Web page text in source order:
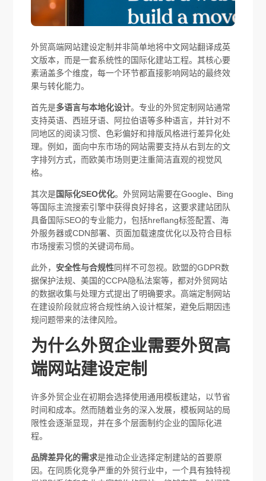
外贸高端网站建设定制并非简单地将中文网站翻译成英
文版本，而是一套系统性的国际化建站工程。其核心要
素涵盖多个维度，每一个环节都直接影响网站的最终效
果与转化能力。
首先是多语言与本地化设计。专业的外贸定制网站通常
支持英语、西班牙语、阿拉伯语等多种语言，并针对不
同地区的阅读习惯、色彩偏好和排版风格进行差异化处
理。例如，面向中东市场的网站需要支持从右到左的文
字排列方式，而欧美市场则更注重简洁直观的视觉风
格。
其次是国际化SEO优化。外贸网站需要在Google、Bing
等国际主流搜索引擎中获得良好排名，这要求建站团队
具备国际SEO的专业能力，包括hreflang标签配置、海
外服务器或CDN部署、页面加载速度优化以及符合目标
市场搜索习惯的关键词布局。
此外， 安全性与合规性同样不可忽视。欧盟的GDPR数
据保护法规、美国的CCPA隐私法案等，都对外贸网站
的数据收集与处理方式提出了明确要求。高端定制网站
在建设阶段就应将合规性纳入设计框架，避免后期因违
规问题带来的法律风险。
为什么外贸企业需要外贸高
端网站建设定制
许多外贸企业在初期会选择使用通用模板建站，以节省
时间和成本。然而随着业务的深入发展，模板网站的局
限性会逐渐显现，并在多个层面制约企业的国际化进
程。
品牌差异化的需求是推动企业选择定制建站的首要原
因。在同质化竞争严重的外贸行业中，一个具有独特视